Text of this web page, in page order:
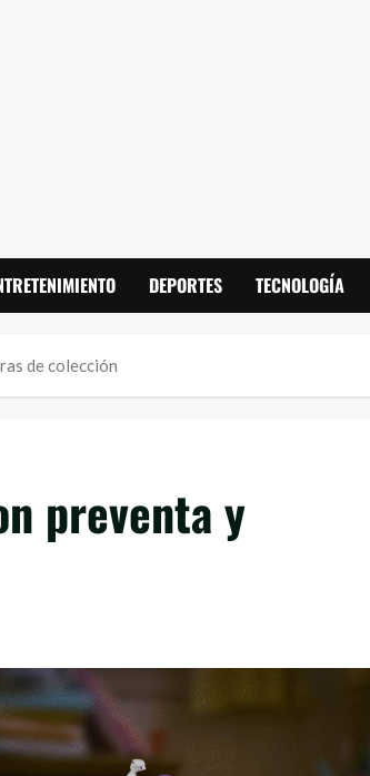
DEPORTES TECNOLOGÍA
de colección
preventa y